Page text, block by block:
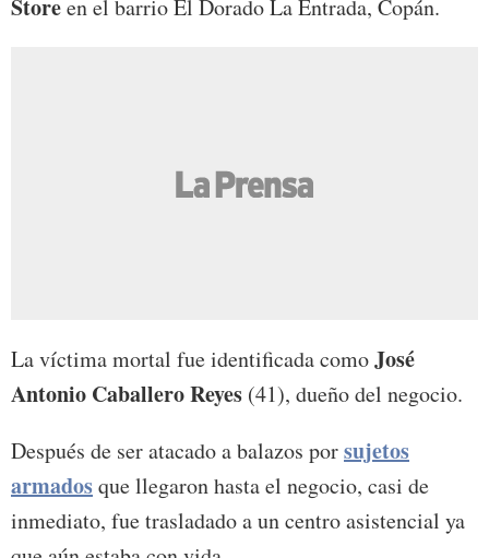
Storeen el barrio El Dorado La Entrada, Copán.
La víctima mortal fue identificada comoJosé
Antonio Caballero Reyes (41), dueño del negocio.
Después de ser atacado a balazos porsujetos
armadosque llegaron hasta el negocio, casi de
inmediato, fue trasladado a un centro asistencial ya